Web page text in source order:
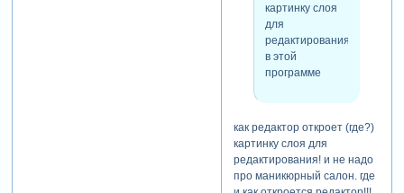
картинку слоя
для
редактирования
в этой
программе
как редактор откроет (где?)
картинку слоя для
редактирования! и не надо
про маникюрный салон. где